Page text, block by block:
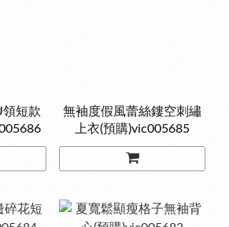
領短款
無袖度假風蕾絲鏤空刺繡
上衣(預購)vic005685